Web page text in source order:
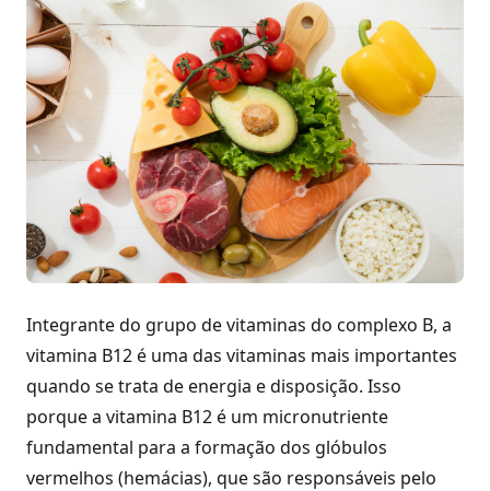
Integrante do grupo de vitaminas do complexo B, a
vitamina B12 é uma das vitaminas mais importantes
quando se trata de energia e disposição. Isso
porque a vitamina B12 é um micronutriente
fundamental para a formação dos glóbulos
vermelhos (hemácias), que são responsáveis pelo